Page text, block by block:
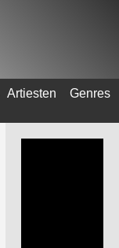
Artiesten Genres